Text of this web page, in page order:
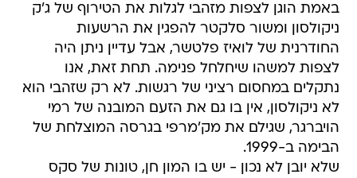
באמת הוגן לצפות מזהבי לגלות את הטירוף של ג'ק
ניקולסון ומשור סלקטר להפגין את הרשעות
החודרנית של לואיז פלטשר, אבל עדיין ניתן היה
לצפות למשהו שיחלחל פנימה. תחת זאת, אנו
נתקלים במחסום רציני של רגשות. לא רק שזהבי הוא
לא ניקולסון, אין בו גם את הזעם המובנה של רמי
הויברגר, שגילם את מק'מרפי בגרסה המוצלחת של
הבימה ב-1999.
שלא יובן לא נכון - יש בו המון חן, טונות של סקס